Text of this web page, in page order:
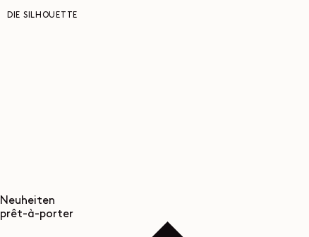
Neuheiten
prêt-à-porter
DIE SILHOUETTE